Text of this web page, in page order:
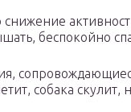
беспокойно
собака скулит,